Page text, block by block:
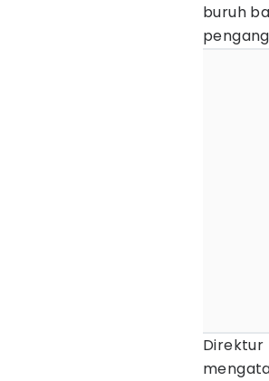
buruh
Direktur